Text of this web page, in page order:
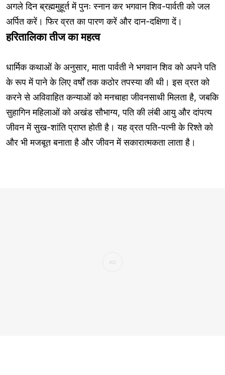
अगले दिन ब्रह्ममुहूर्त में पुनः स्नान कर भगवान शिव-पार्वती को जल
अर्पित करें। फिर व्रत का पारण करें और दान-दक्षिणा दें।
हरितालिका तीज का महत्व
धार्मिक कथाओं के अनुसार, माता पार्वती ने भगवान शिव को अपने पति
के रूप में पाने के लिए वर्षों तक कठोर तपस्या की थी। इस व्रत को
करने से अविवाहित कन्याओं को मनचाहा जीवनसाथी मिलता है, जबकि
सुहागिन महिलाओं को अखंड सौभाग्य, पति की लंबी आयु और दांपत्य
जीवन में सुख-शांति प्राप्त होती है। यह व्रत पति-पत्नी के रिश्ते को
और भी मजबूत बनाता है और जीवन में सकारात्मकता लाता है।